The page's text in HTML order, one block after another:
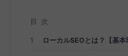
目次
1 ローカルSEOとは？【基本